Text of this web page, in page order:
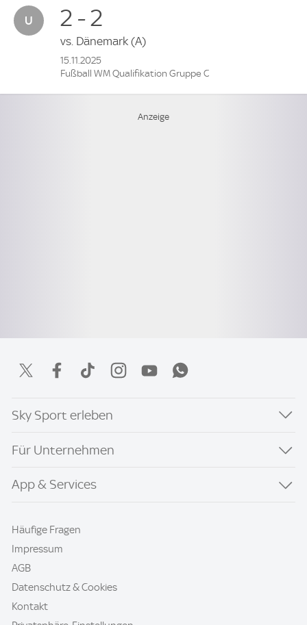
2 - 2
vs. Dänemark (A)
15.11.2025
Fußball WM Qualifikation Gruppe C
Sky Sport erleben
Für Unternehmen
App & Services
Häufige Fragen
Impressum
AGB
Datenschutz & Cookies
Kontakt